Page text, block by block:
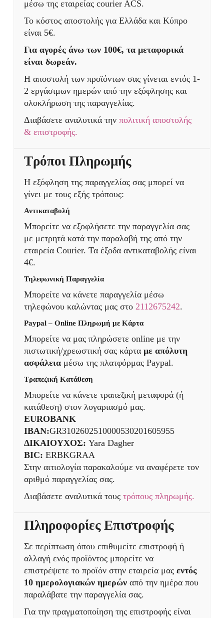
μέσω της εταιρείας courier ACS.
Το κόστος αποστολής για Ελλάδα και Κύπρο
είναι 5€.
Για αγορές άνω των 100€, τα μεταφορικά
είναι δωρεάν.
Η αποστολή των προϊόντων σας γίνεται εντός 1-
2 εργάσιμων ημερών από την εξόφλησης και
ολοκλήρωση της παραγγελίας.
Διαβάσετε αναλυτικά την πολιτική αποστολής
& επιστροφής.
Τρόποι Πληρωμής
Η εξόφληση της παραγγελίας σας μπορεί να
γίνει με τους εξής τρόπους:
Αντικαταβολή
Μπορείτε να εξοφλήσετε την παραγγελία σας
με μετρητά κατά την παραλαβή της από την
εταιρεία Courier. Τα έξοδα αντικαταβολής είναι
4€.
Τηλεφωνική Παραγγελία
Μπορείτε να κάνετε παραγγελία μέσω
τηλεφώνου καλώντας μας στο 2112675242.
Paypal – Online Πληρωμή με Κάρτα
Μπορείτε να μας πληρώσετε online με την
πιστωτική/χρεωστική σας κάρτα με απόλυτη
ασφάλειαμέσω της πλατφόρμας Paypal.
Τραπεζική Κατάθεση
Μπορείτε να κάνετε τραπεζική μεταφορά (ή
κατάθεση) στον λογαριασμό μας.
EUROBANK
IBAN:GR3102602510000530201605955
ΔΙΚΑΙΟΥΧΟΣ: Yara Dagher
BIC: ERBKGRAA
Στην αιτιολογία παρακαλούμε να αναφέρετε τον
αριθμό παραγγελίας σας.
Διαβάσετε αναλυτικά τους τρόπους πληρωμής.
Πληροφορίες Επιστροφής
Σε περίπτωση όπου επιθυμείτε επιστροφή ή
αλλαγή ενός προϊόντος μπορείτε να
επιστρέψετε το προϊόν στην εταιρεία μας εντός
10 ημερολογιακών ημερώναπό την ημέρα που
παραλάβατε την παραγγελία σας.
Για την πραγματοποίηση της επιστροφής είναι